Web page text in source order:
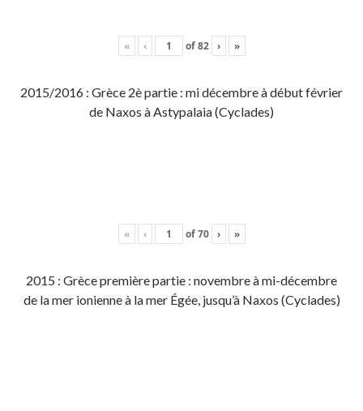
« ‹ of82 › »
2015/2016 : Grèce 2è partie : mi décembre à début février
de Naxos à Astypalaia (Cyclades)
« ‹ of70 › »
2015 : Grèce première partie : novembre à mi-décembre
de la mer ionienne à la mer Égée, jusqu’à Naxos (Cyclades)